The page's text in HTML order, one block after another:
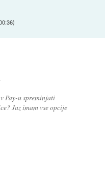
)
Pay-u spreminjati
Jaz imam vse opcije